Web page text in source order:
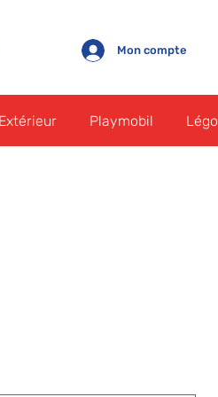
Mon compte
Extérieur Playmobil Légo